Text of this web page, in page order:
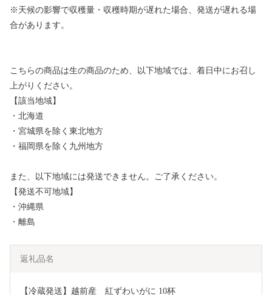
※天候の影響で収穫量・収穫時期が遅れた場合、発送が遅れる場
合があります。
こちらの商品は生の商品のため、以下地域では、着日中にお召し
上がりください。
【該当地域】
・北海道
・宮城県を除く東北地方
・福岡県を除く九州地方
また、以下地域には発送できません。ご了承ください。
【発送不可地域】
・沖縄県
・離島
返礼品名
【冷蔵発送】越前産　紅ずわいがに 10杯